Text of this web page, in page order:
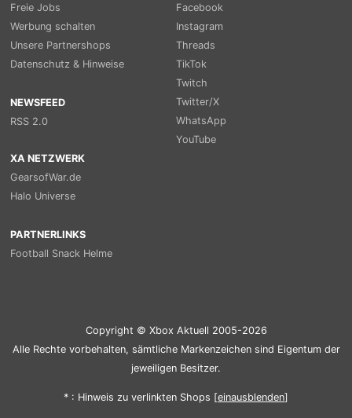
Freie Jobs
Werbung schalten
Unsere Partnershops
Datenschutz & Hinweise
NEWSFEED
RSS 2.0
Facebook
Instagram
Threads
TikTok
Twitch
Twitter/X
WhatsApp
YouTube
XA NETZWERK
GearsofWar.de
Halo Universe
PARTNERLINKS
Football Snack Helme
Copyright © Xbox Aktuell 2005-2026
Alle Rechte vorbehalten, sämtliche Markenzeichen sind Eigentum der
jeweiligen Besitzer.
* : Hinweis zu verlinkten Shops [einausblenden]